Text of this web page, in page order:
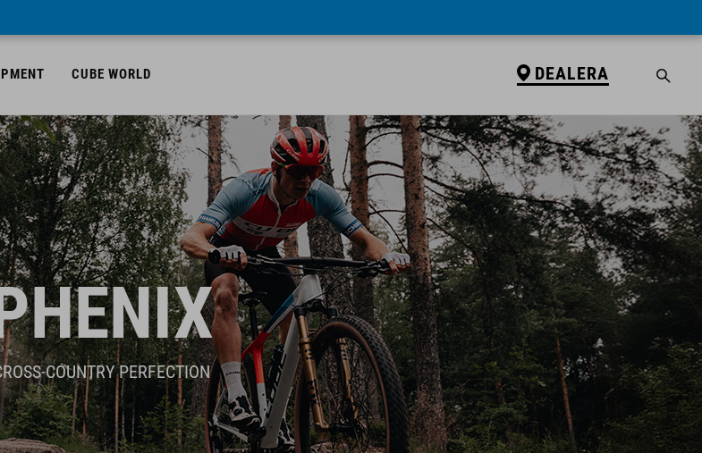
CUBE WORLD DEALERA
COUNTRY PERFECTION